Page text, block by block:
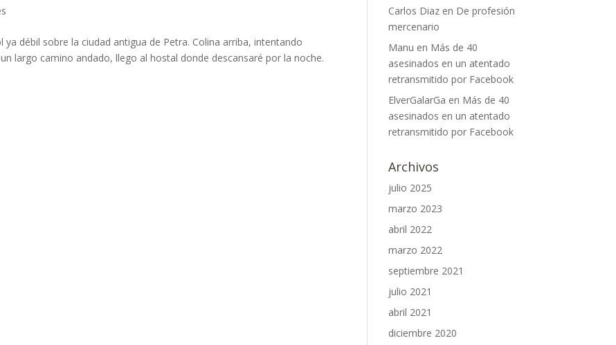
débil sobre la ciudad antigua de Petra. Colina arriba, intentando
largo camino andado, llego al hostal donde descansaré por la noche.
Carlos Diaz en De profesión
mercenario
Manu en Más de 40
asesinados en un atentado
retransmitido por Facebook
ElverGalarGa en Más de 40
asesinados en un atentado
retransmitido por Facebook
Archivos
julio 2025
marzo 2023
abril 2022
marzo 2022
septiembre 2021
julio 2021
abril 2021
diciembre 2020